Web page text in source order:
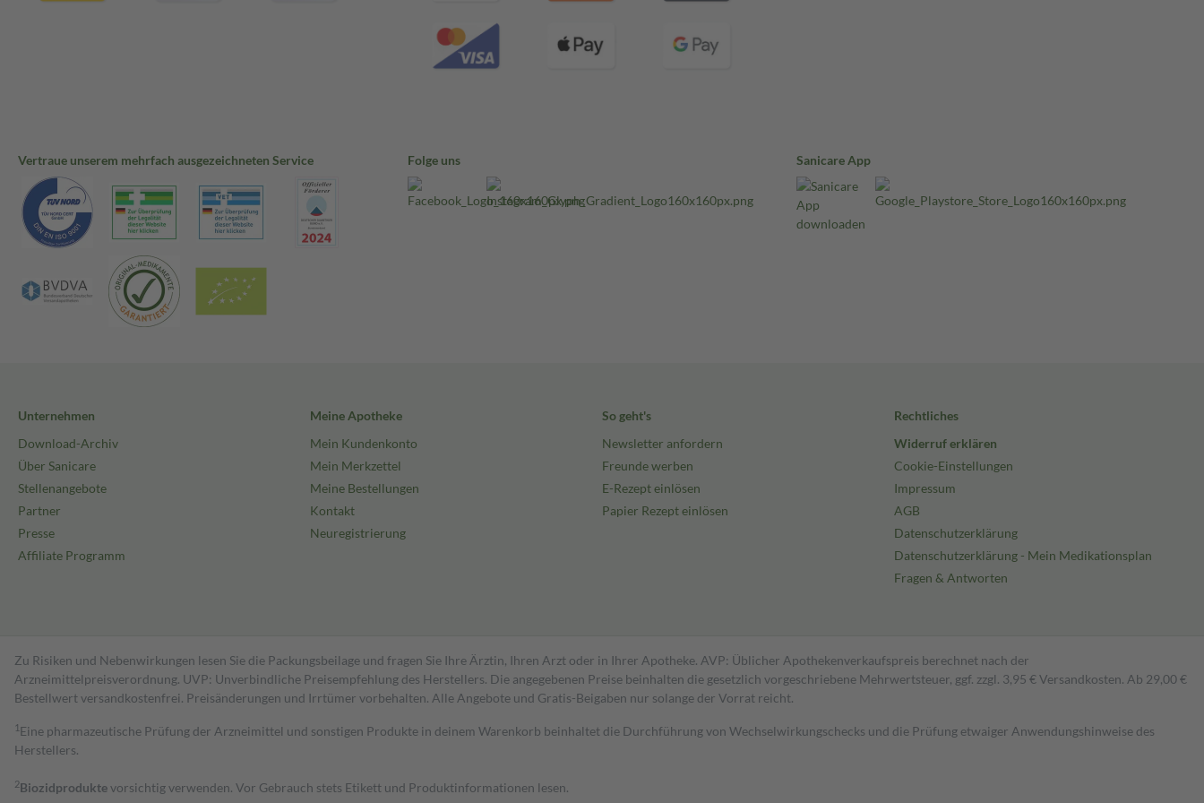
Vertraue unserem mehrfach ausgezeichneten Service Folge uns Sanicare App
Unternehmen
Download-Archiv
Über Sanicare
Stellenangebote
Partner
Presse
Affiliate Programm
Meine Apotheke
Mein Kundenkonto
Mein Merkzettel
Meine Bestellungen
Kontakt
Neuregistrierung
So geht's
Newsletter anfordern
Freunde werben
E-Rezept einlösen
Papier Rezept einlösen
Rechtliches
Widerruf erklären
Cookie-Einstellungen
Impressum
AGB
Datenschutzerklärung
Datenschutzerklärung - Mein Medikationsplan
Fragen & Antworten
Zu Risiken und Nebenwirkungen lesen Sie die Packungsbeilage und fragen Sie Ihre Ärztin, Ihren Arzt oder in Ihrer Apotheke. AVP: Üblicher Apothekenverkaufspreis berechnet nach der
Arzneimittelpreisverordnung. UVP: Unverbindliche Preisempfehlung des Herstellers. Die angegebenen Preise beinhalten die gesetzlich vorgeschriebene Mehrwertsteuer, ggf. zzgl. 3,95 € Versandkosten. Ab 29,00 €
Bestell­wert versand­kosten­frei. Preisänderungen und Irrtümer vorbehalten. Alle Angebote und Gratis-Beigaben nur solange der Vorrat reicht.
1 Eine pharmazeutische Prüfung der Arzneimittel und sonstigen Produkte in deinem Warenkorb beinhaltet die Durchführung von Wechselwirkungschecks und die Prüfung etwaiger Anwendungshinweise des
Herstellers.
2Biozidproduktevorsichtig verwenden. Vor Gebrauch stets Etikett und Produktinformationen lesen.